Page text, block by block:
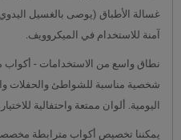
غسالة الأطباق (يوصى بالغسيل
آمنة للاستخدام في الميكروويف.
نطاق واسع من الاستخدامات - أكواب
شخصية مناسبة للشواطئ والحفلات
اليومية. ألوان ممتعة واحتفالية
يمكننا تخصيص أكواب مترابطة